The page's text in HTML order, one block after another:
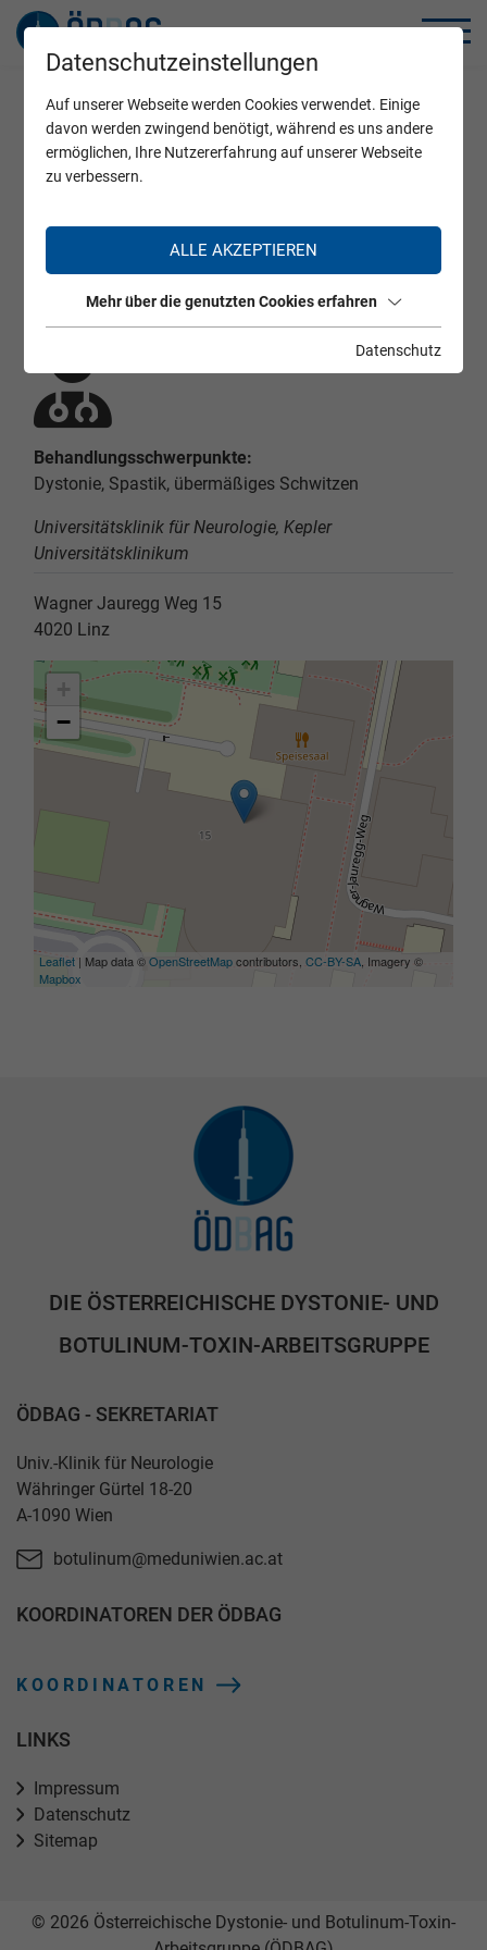
Home Zertifizierte Ärzte
Dr. Julia Hofstätter
Behandlungsschwerpunkte:
Dystonie, Spastik, übermäßiges Schwitzen
Universitätsklinik für Neurologie, Kepler
Universitätsklinikum
Wagner Jauregg Weg 15
4020 Linz
−
Leaflet | Map data ©OpenStreetMapcontributors,CC-BY-SA, Imagery ©
Mapbox
DIE ÖSTERREICHISCHE DYSTONIE- UND
BOTULINUM-TOXIN-ARBEITSGRUPPE
ÖDBAG - SEKRETARIAT
Univ.-Klinik für Neurologie
Währinger Gürtel 18-20
A-1090 Wien
botulinum@meduniwien.ac.at
KOORDINATOREN DER ÖDBAG
KOORDINATOREN
LINKS
Impressum
Datenschutz
Sitemap
© 2026 Österreichische Dystonie- und Botulinum-Toxin-
Datenschutzeinstellungen
Auf unserer Webseite werden Cookies verwendet. Einige
davon werden zwingend benötigt, während es uns andere
ermöglichen, Ihre Nutzererfahrung auf unserer Webseite
zu verbessern.
ALLE AKZEPTIEREN
Mehr über die genutzten Cookies erfahren
Datenschutz